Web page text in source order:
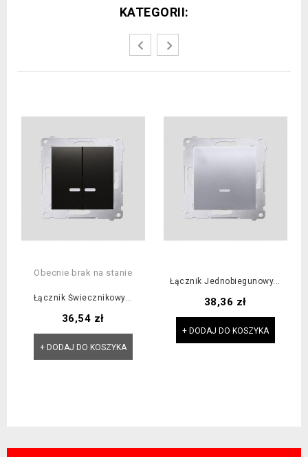
KATEGORII:
Obecnie brak na stanie
Łącznik Świecznikowy...
Cena
36,54 zł
+ DODAJ DO KOSZYKA
Łącznik Jednobiegunowy...
Cena
38,36 zł
+ DODAJ DO KOSZYKA